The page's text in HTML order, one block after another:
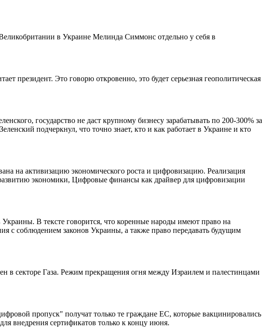
в Украине Мелинда Симмонс отдельно у себя в
президент. Это говорю откровенно, это будет серьезная геополитическая
государство не даст крупному бизнесу зарабатывать по 200-300% за
подчеркнул, что точно знает, кто и как работает в Украине и кто
на активизацию экономического роста и цифровизацию. Реализация
экономики, Цифровые финансы как драйвер для цифровизации
В тексте говорится, что коренные народы имеют право на
с соблюдением законов Украины, а также право передавать будущим
в секторе Газа. Режим прекращения огня между Израилем и палестинцами
пропуск" получат только те граждане ЕС, которые вакцинировались
внедрения сертификатов только к концу июня.